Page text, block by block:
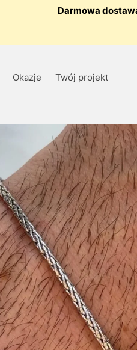
Darmowa
Okazje Twój projekt